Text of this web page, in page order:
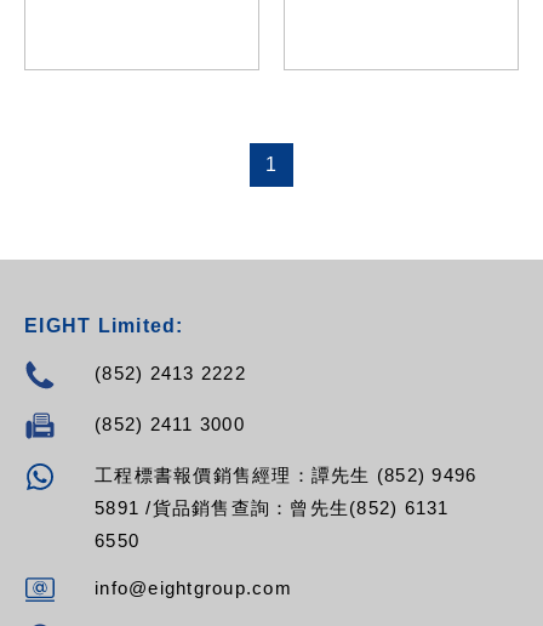
1
EIGHT Limited:
(852) 2413 2222
(852) 2411 3000
工程標書報價銷售經理：譚先生 (852) 9496
5891 /貨品銷售查詢：曾先生(852) 6131
6550
info@eightgroup.com